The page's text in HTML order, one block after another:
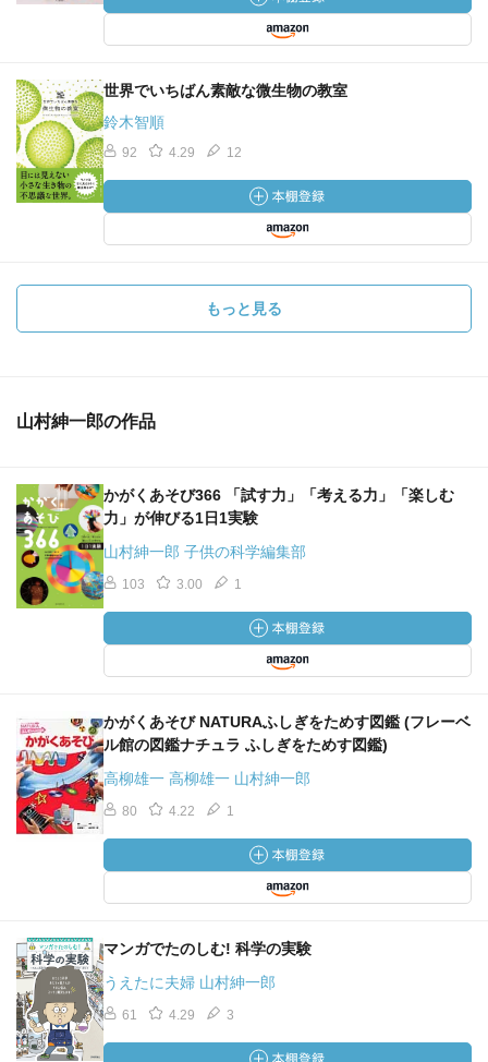
世界でいちばん素敵な微生物の教室
鈴木智順
92 4.29 12
もっと見る
山村紳一郎の作品
かがくあそび366 「試す力」「考える力」「楽しむ
力」が伸びる1日1実験
山村紳一郎 子供の科学編集部
103 3.00 1
かがくあそび NATURAふしぎをためす図鑑 (フレーベ
ル館の図鑑ナチュラ ふしぎをためす図鑑)
高柳雄一 高柳雄一 山村紳一郎
80 4.22 1
マンガでたのしむ! 科学の実験
うえたに夫婦 山村紳一郎
61 4.29 3